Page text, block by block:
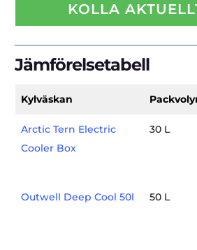
KOLLA
Jämförelsetabell
Kylväskan
Arctic Tern Electric
Cooler Box
30 L
Outwell Deep Cool 50l 50 L